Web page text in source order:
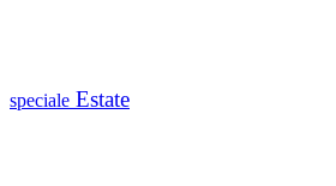
speciale Estate